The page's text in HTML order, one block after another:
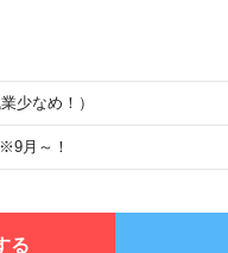
少なめ！）
月～！
る